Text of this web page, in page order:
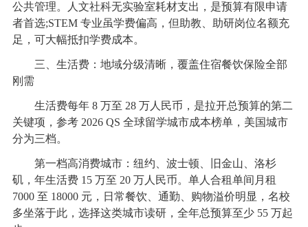
公共管理。人文社科无实验室耗材支出，是预算有限申请
者首选;STEM 专业虽学费偏高，但助教、助研岗位名额充
足，可大幅抵扣学费成本。
三、生活费：地域分级清晰，覆盖住宿餐饮保险全部
刚需
生活费每年 8 万至 28 万人民币，是拉开总预算的第二
关键项，参考 2026 QS 全球留学城市成本榜单，美国城市
分为三档。
第一档高消费城市：纽约、波士顿、旧金山、洛杉
矶，年生活费 15 万至 20 万人民币。单人合租单间月租
7000 至 18000 元，日常餐饮、通勤、购物溢价明显，名校
多坐落于此，选择这类城市读研，全年总预算至少 55 万起